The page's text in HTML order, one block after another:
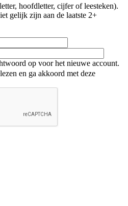
hoofdletter, cijfer of leesteken).
gelijk zijn aan de laatste 2+
op voor het nieuwe account.
en ga akkoord met deze